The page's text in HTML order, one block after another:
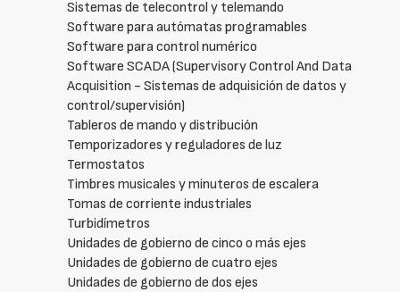
Sistemas de telecontrol y telemando
Software para autómatas programables
Software para control numérico
Software SCADA (Supervisory Control And Data
Acquisition - Sistemas de adquisición de datos y
control/supervisión)
Tableros de mando y distribución
Temporizadores y reguladores de luz
Termostatos
Timbres musicales y minuteros de escalera
Tomas de corriente industriales
Turbidímetros
Unidades de gobierno de cinco o más ejes
Unidades de gobierno de cuatro ejes
Unidades de gobierno de dos ejes